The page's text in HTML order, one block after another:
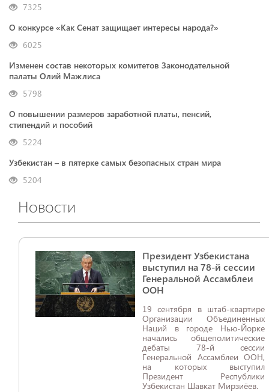
7325
О конкурсе «Как Сенат защищает интересы народа?»
6025
Изменен состав некоторых комитетов Законодательной
палаты Олий Мажлиса
5798
О повышении размеров заработной платы, пенсий,
стипендий и пособий
5224
Узбекистан – в пятерке самых безопасных стран мира
5204
Новости
Президент Узбекистана
выступил на 78-й сессии
Генеральной Ассамблеи
ООН
19 сентября в штаб-квартире
Организации Объединенных
Наций в городе Нью-Йорке
начались общеполитические
дебаты 78-й сессии
Генеральной Ассамблеи ООН,
на которых выступил
Президент Республики
Узбекистан Шавкат Мирзиёев.